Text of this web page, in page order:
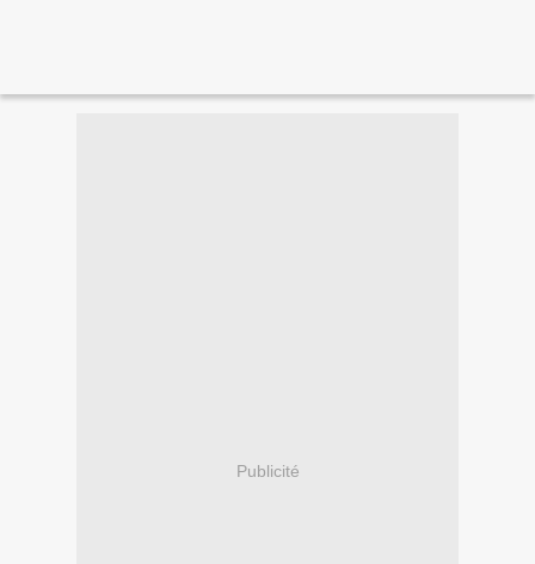
Publicité